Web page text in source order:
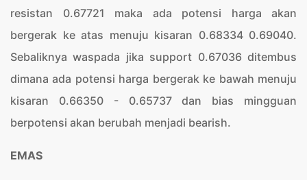
resistan 0.67721 maka ada potensi harga akan
bergerak ke atas menuju kisaran 0.68334 0.69040.
Sebaliknya waspada jika support 0.67036 ditembus
dimana ada potensi harga bergerak ke bawah menuju
kisaran 0.66350 - 0.65737 dan bias mingguan
berpotensi akan berubah menjadi bearish.
EMAS